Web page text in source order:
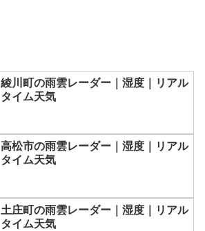
綾川町の雨雲レーダー｜湿度｜リアル
タイム天気
高松市の雨雲レーダー｜湿度｜リアル
タイム天気
土庄町の雨雲レーダー｜湿度｜リアル
タイム天気